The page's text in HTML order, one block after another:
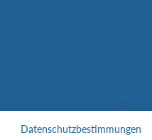
Datenschutzbestimmungen